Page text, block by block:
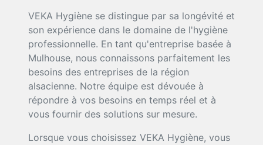
VEKA Hygiène se distingue par sa longévité et
son expérience dans le domaine de l'hygiène
professionnelle. En tant qu'entreprise basée à
Mulhouse, nous connaissons parfaitement les
besoins des entreprises de la région
alsacienne. Notre équipe est dévouée à
répondre à vos besoins en temps réel et à
vous fournir des solutions sur mesure.
Lorsque vous choisissez VEKA Hygiène, vous